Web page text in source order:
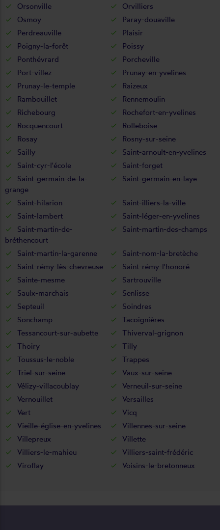
Orsonville
Orvilliers
Osmoy
Paray-douaville
Perdreauville
Plaisir
Poigny-la-forêt
Poissy
Ponthévrard
Porcheville
Port-villez
Prunay-en-yvelines
Prunay-le-temple
Raizeux
Rambouillet
Rennemoulin
Richebourg
Rochefort-en-yvelines
Rocquencourt
Rolleboise
Rosay
Rosny-sur-seine
Sailly
Saint-arnoult-en-yvelines
Saint-cyr-l'école
Saint-forget
Saint-germain-de-la-
grange
Saint-germain-en-laye
Saint-hilarion
Saint-illiers-la-ville
Saint-lambert
Saint-léger-en-yvelines
Saint-martin-de-
bréthencourt
Saint-martin-des-champs
Saint-martin-la-garenne
Saint-nom-la-bretèche
Saint-rémy-lès-chevreuse
Saint-rémy-l'honoré
Sainte-mesme
Sartrouville
Saulx-marchais
Senlisse
Septeuil
Soindres
Sonchamp
Tacoignières
Tessancourt-sur-aubette
Thiverval-grignon
Thoiry
Tilly
Toussus-le-noble
Trappes
Triel-sur-seine
Vaux-sur-seine
Vélizy-villacoublay
Verneuil-sur-seine
Vernouillet
Versailles
Vert
Vicq
Vieille-église-en-yvelines
Villennes-sur-seine
Villepreux
Villette
Villiers-le-mahieu
Villiers-saint-frédéric
Viroflay
Voisins-le-bretonneux